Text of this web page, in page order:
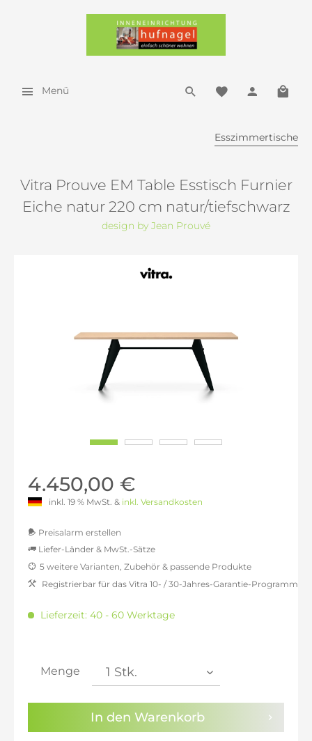
Menü
Esszimmertische
Vitra Prouve EM Table Esstisch Furnier
Eiche natur 220 cm natur/tiefschwarz
design by Jean Prouvé
4.450,00 €
inkl. 19 % MwSt. & inkl. Versandkosten
Preisalarm erstellen
Sie haben dieDatenschutzbestimmungen
Kenntnis genommen.
Liefer-Länder & MwSt.-Sätze
inkl. 16% MwSt.: 4.337,82 €
inkl. 21% MwSt.: 4.524,79 €
5 weitere Varianten, Zubehör & passende Produkte
Registrierbar für das Vitra 10- / 30-Jahres-Garantie-Programm
Lieferzeit: 40 - 60 Werktage
Menge
In den Warenkorb